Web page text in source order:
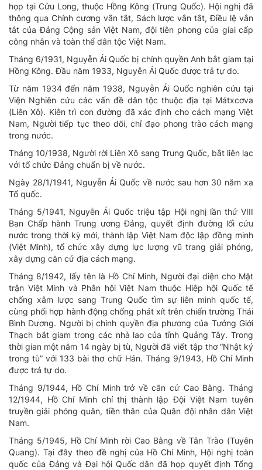
họp tại Cửu Long, thuộc Hồng Kông (Trung Quốc). Hội nghị đã
thông qua Chính cương vắn tắt, Sách lược vắn tắt, Điều lệ vắn
tắt của Đảng Cộng sản Việt Nam, đội tiên phong của giai cấp
công nhân và toàn thể dân tộc Việt Nam.
Tháng 6/1931, Nguyễn Ái Quốc bị chính quyền Anh bắt giam tại
Hồng Kông. Đầu năm 1933, Nguyễn Ái Quốc được trả tự do.
Từ năm 1934 đến năm 1938, Nguyễn Ái Quốc nghiên cứu tại
Viện Nghiên cứu các vấn đề dân tộc thuộc địa tại Mátxcơva
(Liên Xô). Kiên trì con đường đã xác định cho cách mạng Việt
Nam, Người tiếp tục theo dõi, chỉ đạo phong trào cách mạng
trong nước.
Tháng 10/1938, Người rời Liên Xô sang Trung Quốc, bắt liên lạc
với tổ chức Đảng chuẩn bị về nước.
Ngày 28/1/1941, Nguyễn Ái Quốc về nước sau hơn 30 năm xa
Tổ quốc.
Tháng 5/1941, Nguyễn Ái Quốc triệu tập Hội nghị lần thứ VIII
Ban Chấp hành Trung ương Đảng, quyết định đường lối cứu
nước trong thời kỳ mới, thành lập Việt Nam độc lập đồng minh
(Việt Minh), tổ chức xây dựng lực lượng vũ trang giải phóng,
xây dựng căn cứ địa cách mạng.
Tháng 8/1942, lấy tên là Hồ Chí Minh, Người đại diện cho Mặt
trận Việt Minh và Phân hội Việt Nam thuộc Hiệp hội Quốc tế
chống xâm lược sang Trung Quốc tìm sự liên minh quốc tế,
cùng phối hợp hành động chống phát xít trên chiến trường Thái
Bình Dương. Người bị chính quyền địa phương của Tưởng Giới
Thạch bắt giam trong các nhà lao của tỉnh Quảng Tây. Trong
thời gian một năm 14 ngày bị tù, Người đã viết tập thơ “Nhật ký
trong tù” với 133 bài thơ chữ Hán. Tháng 9/1943, Hồ Chí Minh
được trả tự do.
Tháng 9/1944, Hồ Chí Minh trở về căn cứ Cao Bằng. Tháng
12/1944, Hồ Chí Minh chỉ thị thành lập Đội Việt Nam tuyên
truyền giải phóng quân, tiền thân của Quân đội nhân dân Việt
Nam.
Tháng 5/1945, Hồ Chí Minh rời Cao Bằng về Tân Trào (Tuyên
Quang). Tại đây theo đề nghị của Hồ Chí Minh, Hội nghị toàn
quốc của Đảng và Đại hội Quốc dân đã họp quyết định Tổng